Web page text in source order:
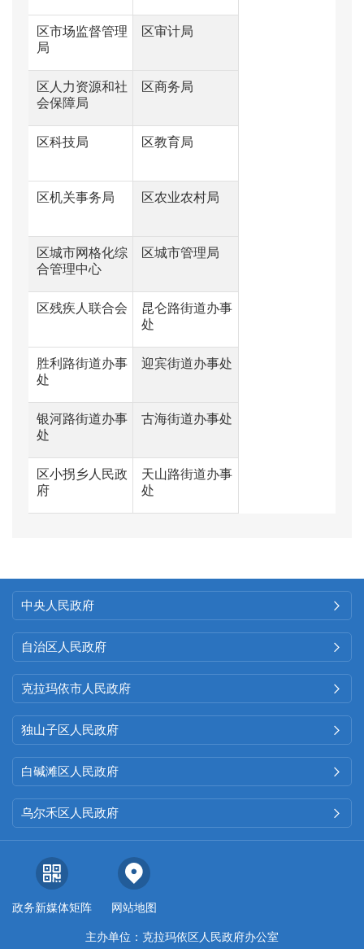
区市场监督管理
局
区审计局
区人力资源和社
会保障局
区商务局
区科技局 区教育局
区机关事务局 区农业农村局
区城市网格化综
合管理中心
区城市管理局
区残疾人联合会
昆仑路街道办事
处
胜利路街道办事
处
迎宾街道办事处
银河路街道办事
处
古海街道办事处
区小拐乡人民政
府
天山路街道办事
处
中央人民政府 
自治区人民政府 
克拉玛依市人民政府 
独山子区人民政府 
白碱滩区人民政府 
乌尔禾区人民政府 
政务新媒体矩阵 网站地图
主办单位：克拉玛依区人民政府办公室